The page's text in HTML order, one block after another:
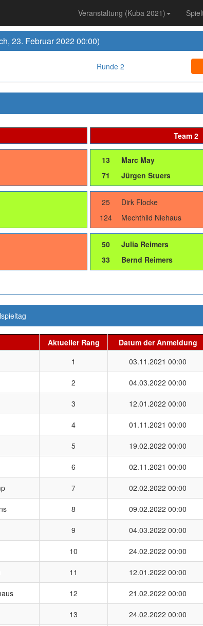
Veranstaltung (Kuba 2021)
23. Februar 2022 00:00)
Runde 2
Team 2
13
Marc May
71
Jürgen Stuers
25
Dirk Flocke
124
Mechthild Niehaus
50
Julia Reimers
33
Bernd Reimers
Aktueller Rang Datum der Anmeldung
1 03.11.2021 00:00
2 04.03.2022 00:00
3 12.01.2022 00:00
4 01.11.2021 00:00
5 19.02.2022 00:00
6 02.11.2021 00:00
7 02.02.2022 00:00
8 09.02.2022 00:00
9 04.03.2022 00:00
10 24.02.2022 00:00
11 12.01.2022 00:00
12 21.02.2022 00:00
13 24.02.2022 00:00